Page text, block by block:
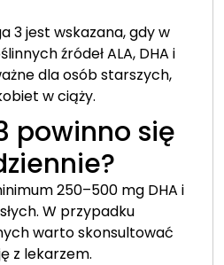
3 jest wskazana, gdy w
źródeł ALA, DHA i
dla osób starszych,
w ciąży.
powinno się
250–500 mg DHA i
W przypadku
warto skonsultować
z lekarzem.